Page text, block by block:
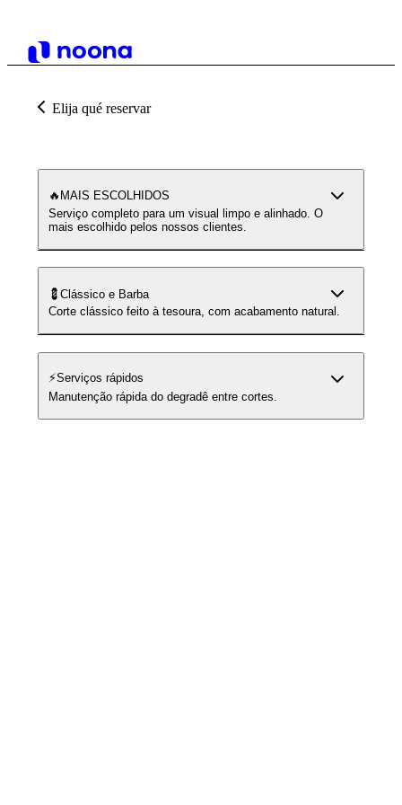
Elija qué reservar
🔥MAIS ESCOLHIDOS
Serviço completo para um visual limpo e alinhado. O
mais escolhido pelos nossos clientes.
💈Clássico e Barba
Corte clássico feito à tesoura, com acabamento natural.
⚡️Serviços rápidos
Manutenção rápida do degradê entre cortes.